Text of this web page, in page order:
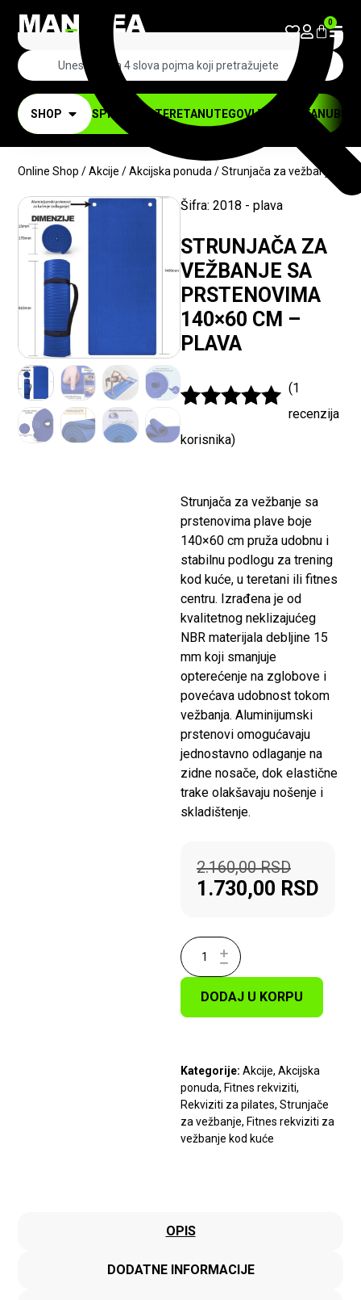
0
SHOP SPRAVE ZA TERETANUTEGOVI ZA TERETANU
Online Shop /Akcije /Akcijska ponuda / Strunjača za vežbanje sa
Šifra: 2018 - plava
STRUNJAČA ZA
VEŽBANJE SA
PRSTENOVIMA
140×60 CM –
PLAVA
od 5 na
(1
recenzija
korisnika)
Strunjača za vežbanje sa
prstenovima plave boje
140×60 cm pruža udobnu i
stabilnu podlogu za trening
kod kuće, u teretani ili fitnes
centru. Izrađena je od
kvalitetnog neklizajućeg
NBR materijala debljine 15
mm koji smanjuje
opterećenje na zglobove i
povećava udobnost tokom
vežbanja. Aluminijumski
prstenovi omogućavaju
jednostavno odlaganje na
zidne nosače, dok elastične
trake olakšavaju nošenje i
skladištenje.
2.160,00RSD
1.730,00 RSD
DODAJ U KORPU
Kategorije: Akcije, Akcijska
ponuda, Fitnes rekviziti,
Rekviziti za pilates, Strunjače
za vežbanje, Fitnes rekviziti za
vežbanje kod kuće
OPIS
DODATNE INFORMACIJE